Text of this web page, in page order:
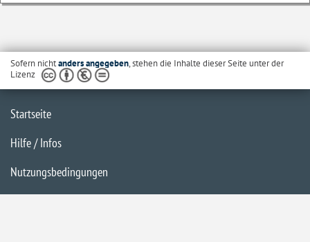
Sofern nichtanders angegeben, stehen die Inhalte dieser Seite unter der
Lizenz
Startseite
Hilfe / Infos
Nutzungsbedingungen